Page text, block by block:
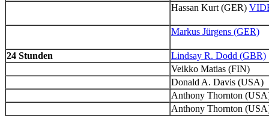
Hassan Kurt (GER)
Markus Jürgens (GER)
24 Stunden
Lindsay R. Dodd (GBR)
Veikko Matias (FIN)
Donald A. Davis (USA)
Anthony Thornton
Anthony Thornton